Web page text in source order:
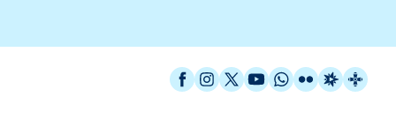
Facebook
Instagram
X / Twitter
YouTube
WhatsApp
FlickrRadio